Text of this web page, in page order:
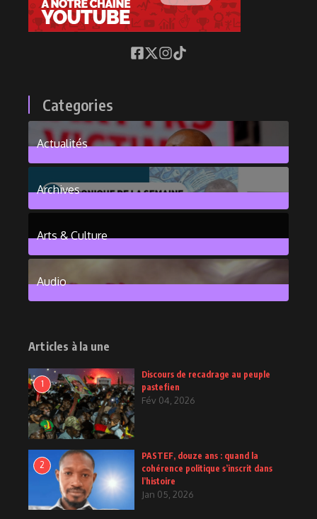
Categories
Actualités
376Posts
Archives
Arts & Culture
6Posts
Audio
Articles à la une
1
Discours de recadrage au peuple
pastefien
Fév 04, 2026
2
PASTEF, douze ans : quand la
cohérence politique s’inscrit dans
l’histoire
Jan 05, 2026